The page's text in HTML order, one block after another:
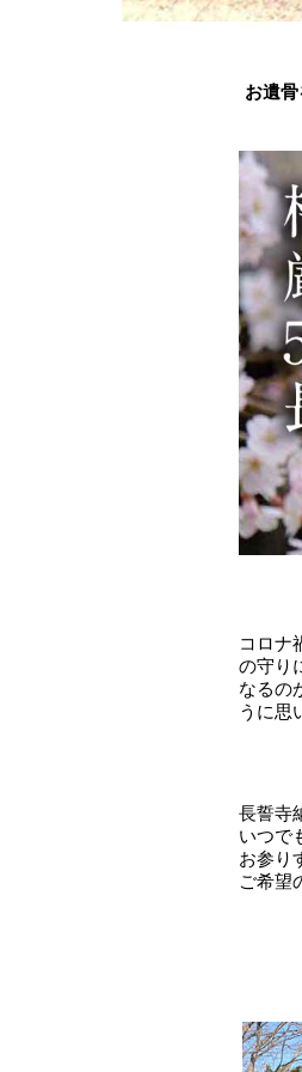
お遺
コロナ
の守り
なるの
うに思
長誓寺
いつで
お参り
ご希望